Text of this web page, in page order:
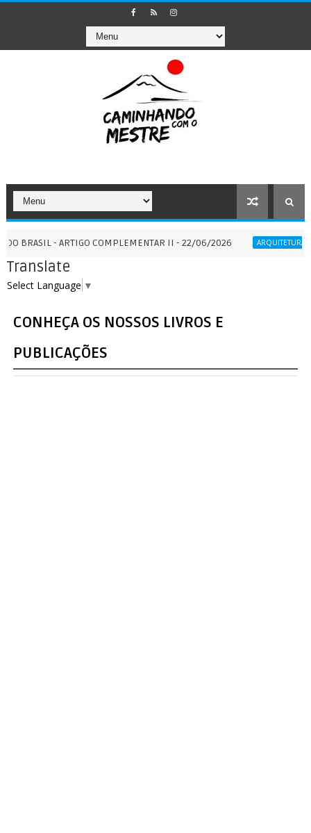
- ARTIGO COMPLEMENTAR II - 22/06/2026 ARQUITETURA SAGRADA
Translate
Select Language ▼
CONHEÇA OS NOSSOS LIVROS E
PUBLICAÇÕES